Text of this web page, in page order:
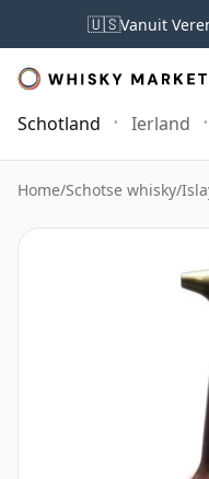
🇺🇸Vanuit
Schotland Ierland
Home/Schotse whisky/